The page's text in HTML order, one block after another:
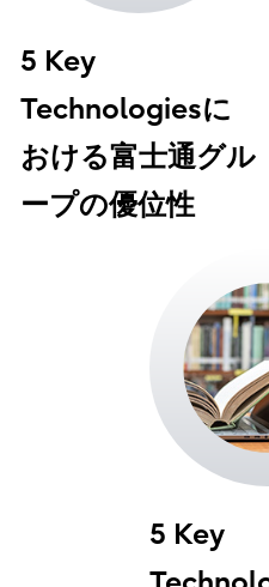
5 Key
Technologiesに
おける富士通グル
ープの優位性
5 Key